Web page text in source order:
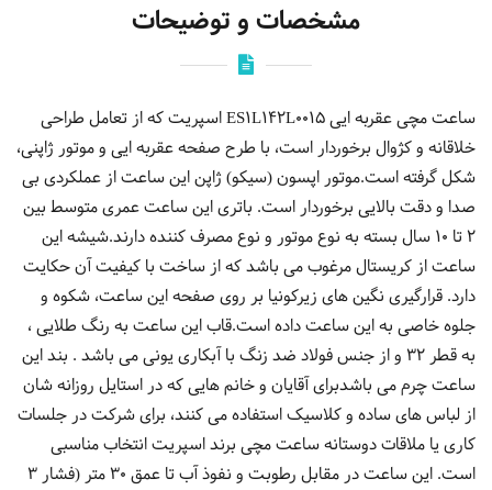
مشخصات و توضیحات
ساعت مچی عقربه ایی ES1L142L0015 اسپریت که از تعامل طراحی
خلاقانه و کژوال برخوردار است، با طرح صفحه عقربه ایی و موتور ژاپنی،
شکل گرفته است.موتور اپسون (سیکو) ژاپن این ساعت از عملکردی بی
صدا و دقت بالایی برخوردار است. باتری این ساعت عمری متوسط بین
2 تا 10 سال بسته به نوع موتور و نوع مصرف کننده دارند.شیشه این
ساعت از کریستال مرغوب می باشد که از ساخت با کیفیت آن حکایت
دارد. قرارگیری نگین های زیرکونیا بر روی صفحه این ساعت، شکوه و
جلوه خاصی به این ساعت داده است.قاب این ساعت به رنگ طلایی ،
به قطر 32 و از جنس فولاد ضد زنگ با آبکاری یونی می باشد . بند این
ساعت چرم می باشدبرای آقایان و خانم هایی که در استایل روزانه شان
از لباس های ساده و کلاسیک استفاده می کنند، برای شرکت در جلسات
کاری یا ملاقات دوستانه ساعت مچی برند اسپریت انتخاب مناسبی
است. این ساعت در مقابل رطوبت و نفوذ آب تا عمق 30 متر (فشار 3